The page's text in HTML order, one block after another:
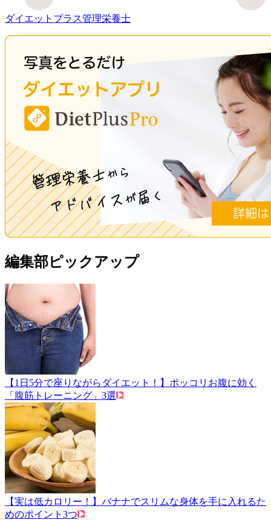
ダイエットプラス管理栄養士
編集部ピックアップ
【1日5分で座りながらダイエット！】ポッコリお腹に効く
「腹筋トレーニング」3選
【実は低カロリー！】バナナでスリムな身体を手に入れるた
めのポイント3つ